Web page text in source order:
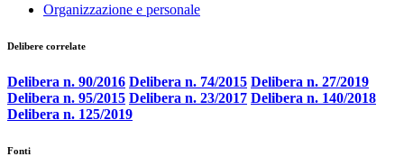
Organizzazione e personale
Delibere correlate
Delibera n. 90/2016 Delibera n. 74/2015 Delibera n. 27/2019
Delibera n. 95/2015 Delibera n. 23/2017 Delibera n. 140/2018
Delibera n. 125/2019
Fonti